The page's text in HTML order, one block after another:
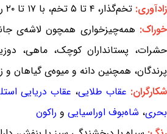
زادآوری: تخم‌گذار، ۴ تا ۵ تخم، با ۱۷ تا ۲۰ روز زمان ماندن در تخم
خوراک: همه‌چیزخواری همچون لاشه‌ی
حشرات، پستانداران کوچک، ماهی،
پرندگان، همچنین دانه و میوه‌ی گیاهان و
شکارگران: عقاب طلایی، عقاب دریایی
بحری، شاه‌بوف اوراسیایی و راکون